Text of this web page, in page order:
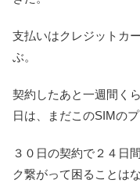
支払いはクレジットカ
ぶ。
契約したあと一週間く
日は、まだこのSIMの
３０日の契約で２４日
ク繋がって困ることは